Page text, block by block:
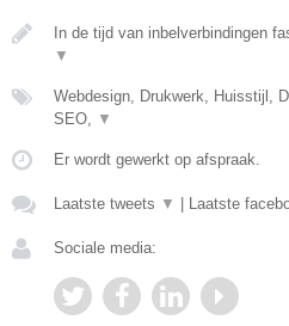
In de tijd van inbelverbindingen
▼
Webdesign, Drukwerk, Huisstijl,
SEO, ▼
Er wordt gewerkt op afspraak.
Laatste tweets ▼ Laatste
Sociale media: